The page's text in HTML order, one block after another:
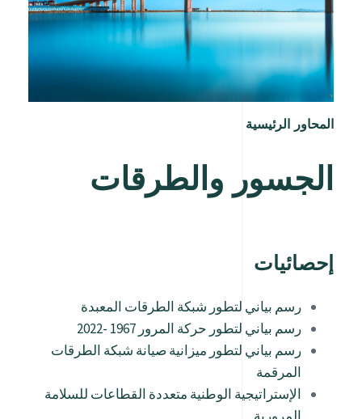
المحاور الرئيسية
الجسور والطرقات
إحصائيات
رسم بياني لتطور شبكة الطرقات المعبدة
رسم بياني لتطور حركة المرور 1967 -2022
رسم بياني لتطور ميزانية صيانة شبكة الطرقات
المرقمة
الإستراتيجية الوطنية متعددة القطاعات للسلامة